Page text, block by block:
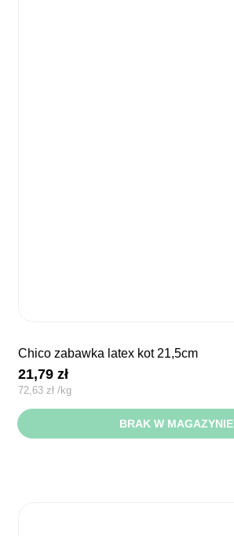
chico zabawka latex kot 21,5cm
21,79zł
72,63 zł /kg
BRAK W MAGAZYNIE